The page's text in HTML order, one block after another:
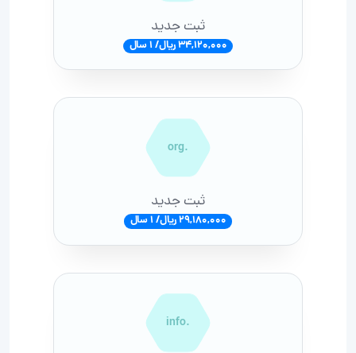
ثبت جدید
34,120,000 ریال/ 1 سال
.org
ثبت جدید
29,180,000 ریال/ 1 سال
.info